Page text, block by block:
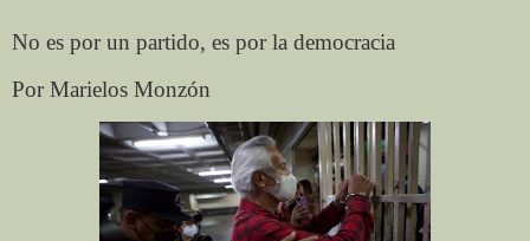
No es por un partido, es por la democracia
Por Marielos Monzón